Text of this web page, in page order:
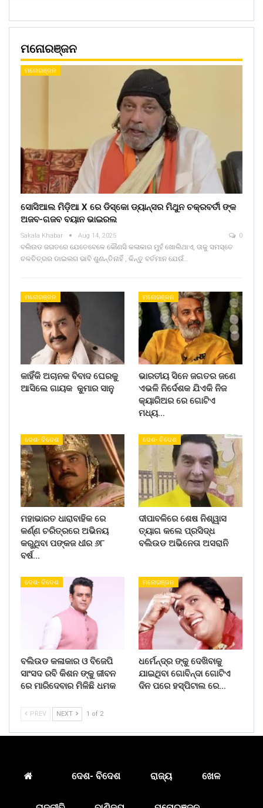
ମନୋରଞ୍ଜନ
ମନୋରଞ୍ଜନ
ସୋସିଆଲ ମିଡ଼ିଆ X ରେ ଡିସ୍କୋ ଡ୍ୟାନ୍ସର ମିଥୁନ ଚକ୍ରବର୍ତୀ ଙ୍କ
ଅଜବ-ଗଜବ ବୟାନ ଭାଇରଲ
Sakala Khabar Aug 14, 2025 0
ବଲିଉଡ ଜଗତରେ ଯେତେବେଳେ କୌଣସି କଳାକାର ମୁହଁ ଖୋଲିଥାଏ, ତାକୁ ସମସ୍ତେ
ଚଳଚିତ୍ରର ଡାଇଲଗ ଭାବି ଶୁଣନ୍ତିନାହିଁ , କିନ୍ତୁ ବର୍ତମାନ ଯେଉଁ…
ମନୋରଞ୍ଜନ
କାହିଁକି ଅଚାନକ ବିବାଦ ଘେରକୁ
ଆସିଲେ ଗାୟକ କୁମାର ସାନୁ
ମନୋରଞ୍ଜନ
ଭାରତୀୟ ସିନେ ଜଗତର ଜଣେ
ଏଭଳି ନିର୍ଦେଶକ ଯିଏକି ନିଜ
କ୍ୟାରିଅର ରେ ଗୋଟିଏ
ମଧ୍ୟ…
ଦେଶ- ବିଦେଶ
ମହାଭାରତ ଧାରାବାହିକ ରେ
କର୍ଣ୍ଣ ଚରିତ୍ରରେ ଅଭିନୟ
କରୁଥିବା ପଙ୍କଜ ଧୀର ୬୮
ବର୍ଷ…
ଦେଶ- ବିଦେଶ
ଦୀପାବଳିରେ ଶେଷ ନିଶ୍ୱାସ
ତ୍ୟାଗ କଲେ ପ୍ରସିଦ୍ଧ
ବଲିଉଡ ଅଭିନେତା ଅସରାନି
ଦେଶ- ବିଦେଶ
ବଲିଉଡ କଳାକାର ଓ ବିଜେପି
ସାଂସଦ ରବି କିଶନ ଙ୍କୁ ଜୀବନ
ରେ ମାରିଦେବାର ମିଳିଛି ଧମକ
ମନୋରଞ୍ଜନ
ଧର୍ମେନ୍ଦ୍ର ଙ୍କୁ ଦେଖିବାକୁ
ଯାଇଥିବା ଗୋବିନ୍ଦା ଗୋଟିଏ
ଦିନ ପରେ ହସ୍ପିଟାଲ ରେ…
PREV NEXT 1 of 2
ଦେଶ- ବିଦେଶ ରାଜ୍ୟ ଖେଳ